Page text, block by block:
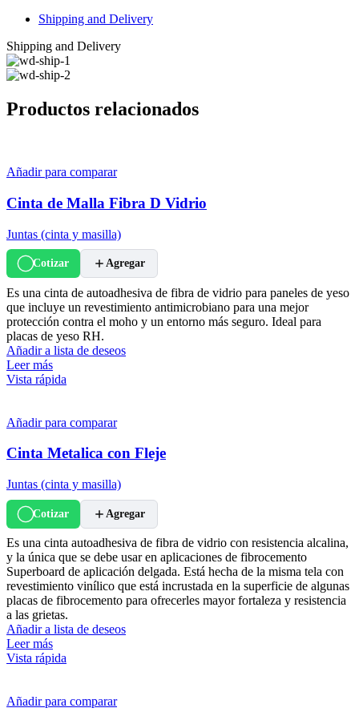
Shipping and Delivery
Shipping and Delivery
Productos relacionados
Añadir para comparar
Cinta de Malla Fibra D Vidrio
Juntas (cinta y masilla)
Cotizar Agregar
Es una cinta de autoadhesiva de fibra de vidrio para paneles de yeso
que incluye un revestimiento antimicrobiano para una mejor
protección contra el moho y un entorno más seguro. Ideal para
placas de yeso RH.
Añadir a lista de deseos
Leer más
Vista rápida
Añadir para comparar
Cinta Metalica con Fleje
Juntas (cinta y masilla)
Cotizar Agregar
Es una cinta autoadhesiva de fibra de vidrio con resistencia alcalina,
y la única que se debe usar en aplicaciones de fibrocemento
Superboard de aplicación delgada. Está hecha de la misma tela con
revestimiento vinílico que está incrustada en la superficie de algunas
placas de fibrocemento para ofrecerles mayor fortaleza y resistencia
a las grietas.
Añadir a lista de deseos
Leer más
Vista rápida
Añadir para comparar